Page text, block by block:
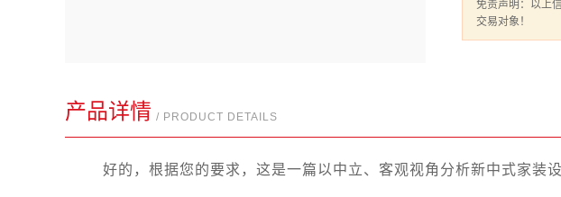
免责声明：以上
交易对象！
产品详情 / PRODUCT DETAILS
好的，根据您的要求，这是一篇以中立、客观视角分析新中式家装